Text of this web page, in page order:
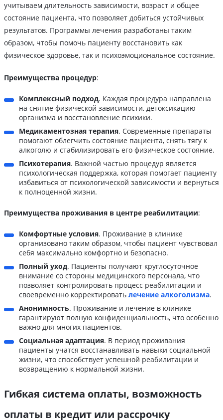
учитываем длительность зависимости, возраст и общее
состояние пациента, что позволяет добиться устойчивых
результатов. Программы лечения разработаны таким
образом, чтобы помочь пациенту восстановить как
физическое здоровье, так и психоэмоциональное состояние.
Преимущества процедур:
Комплексный подход. Каждая процедура направлена
на снятие физической зависимости, детоксикацию
организма и восстановление психики.
Медикаментозная терапия. Современные препараты
помогают облегчить состояние пациента, снять тягу к
алкоголю и стабилизировать его физическое состояние.
Психотерапия. Важной частью процедур является
психологическая поддержка, которая помогает пациенту
избавиться от психологической зависимости и вернуться
к полноценной жизни.
Преимущества проживания в центре реабилитации:
Комфортные условия. Проживание в клинике
организовано таким образом, чтобы пациент чувствовал
себя максимально комфортно и безопасно.
Полный уход. Пациенты получают круглосуточное
внимание со стороны медицинского персонала, что
позволяет контролировать процесс реабилитации и
своевременно корректировать лечение алкоголизма.
Анонимность. Проживание и лечение в клинике
гарантируют полную конфиденциальность, что особенно
важно для многих пациентов.
Социальная адаптация. В период проживания
пациенты учатся восстанавливать навыки социальной
жизни, что способствует успешной реабилитации и
возвращению к нормальной жизни.
Гибкая система оплаты, возможность
оплаты в кредит или рассрочку